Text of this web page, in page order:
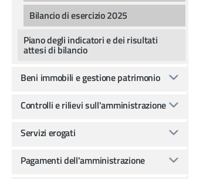
Bilancio di esercizio 2025
Piano degli indicatori e dei risultati
attesi di bilancio
Beni immobili e gestione patrimonio
Controlli e rilievi sull'amministrazione
Servizi erogati
Pagamenti dell'amministrazione